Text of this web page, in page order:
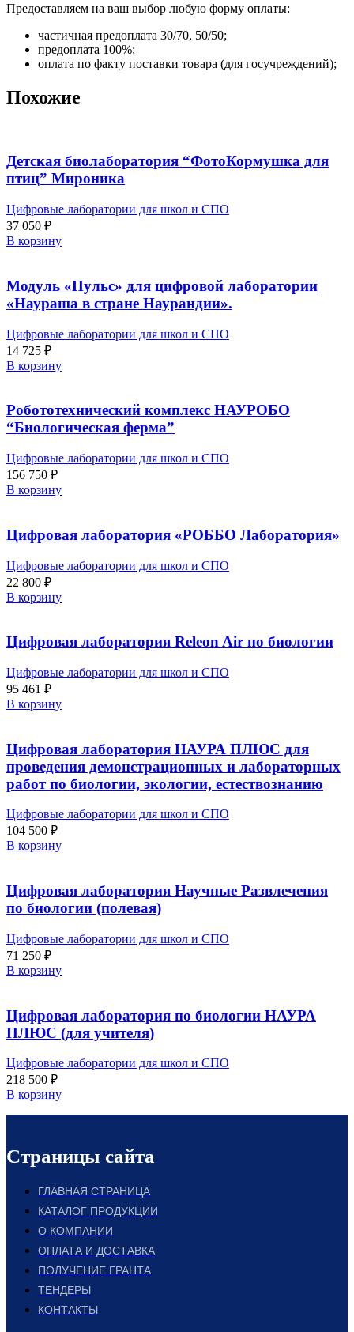
Предоставляем на ваш выбор любую форму оплаты:
частичная предоплата 30/70, 50/50;
предоплата 100%;
оплата по факту поставки товара (для госучреждений);
Похожие
Детская биолаборатория “ФотоКормушка для
птиц” Мироника
Цифровые лаборатории для школ и СПО
37 050 ₽
В корзину
Модуль «Пульс» для цифровой лаборатории
«Наураша в стране Наурандии».
Цифровые лаборатории для школ и СПО
14 725 ₽
В корзину
Робототехнический комплекс НАУРОБО
“Биологическая ферма”
Цифровые лаборатории для школ и СПО
156 750 ₽
В корзину
Цифровая лаборатория «РОББО Лаборатория»
Цифровые лаборатории для школ и СПО
22 800 ₽
В корзину
Цифровая лаборатория Releon Air по биологии
Цифровые лаборатории для школ и СПО
95 461 ₽
В корзину
Цифровая лаборатория НАУРА ПЛЮС для
проведения демонстрационных и лабораторных
работ по биологии, экологии, естествознанию
Цифровые лаборатории для школ и СПО
104 500 ₽
В корзину
Цифровая лаборатория Научные Развлечения
по биологии (полевая)
Цифровые лаборатории для школ и СПО
71 250 ₽
В корзину
Цифровая лаборатория по биологии НАУРА
ПЛЮС (для учителя)
Цифровые лаборатории для школ и СПО
218 500 ₽
В корзину
Страницы сайта
ГЛАВНАЯ СТРАНИЦА
КАТАЛОГ ПРОДУКЦИИ
О КОМПАНИИ
ОПЛАТА И ДОСТАВКА
ПОЛУЧЕНИЕ ГРАНТА
ТЕНДЕРЫ
КОНТАКТЫ